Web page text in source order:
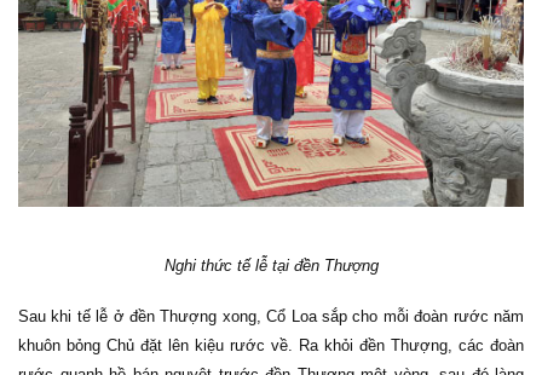
Nghi thức tế lễ tại đền Thượng
Sau khi tế lễ ở đền Thượng xong, Cổ Loa sắp cho mỗi đoàn rước năm
khuôn bỏng Chủ đặt lên kiệu rước về. Ra khỏi đền Thượng, các đoàn